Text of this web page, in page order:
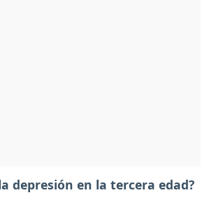
depresión en la tercera edad?